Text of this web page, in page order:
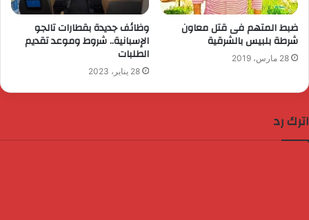
ضبط المتهم فى قتل معاون
شرطة بلبيس بالشرقية
28 مارس، 2019
وظائف جديدة بقطارات تالجو
الإسبانية.. شروط وموعد تقديم
الطلبات
28 يناير، 2023
اترك رد